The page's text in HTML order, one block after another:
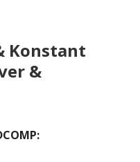
Konstant
&